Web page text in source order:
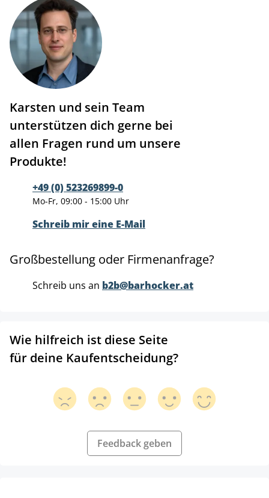
Karsten und sein Team
unterstützen dich gerne bei
allen Fragen rund um unsere
Produkte!
+49 (0) 523269899-0
Mo-Fr, 09:00 - 15:00 Uhr
Schreib mir eine E-Mail
Großbestellung oder Firmenanfrage?
Schreib uns an b2b@barhocker.at
Wie hilfreich ist diese Seite
für deine Kaufentscheidung?
Feedback geben